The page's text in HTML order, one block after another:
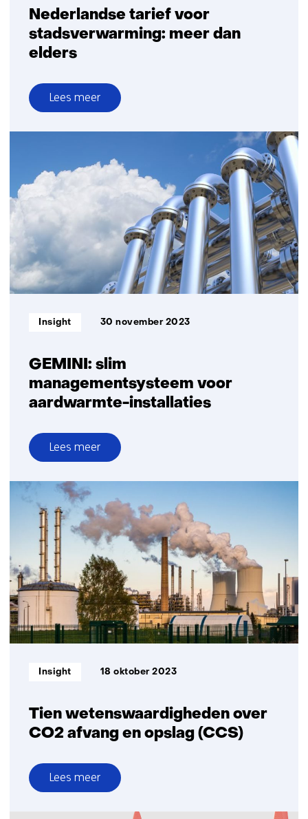
Nederlandse tarief voor
stadsverwarming: meer dan
elders
Lees meer
over
Nederlandse
stadsverwarming:
meer
dan
elders
GEMINI: slim
managementsysteem voor
aardwarmte-installaties
Informatietype:
Insight 30 november 2023
Lees meer
over
GEMINI:
slim
managementsysteem
voor
aardwarmte-
installaties
Tien wetenswaardigheden over
CO2 afvang en opslag (CCS)
Informatietype:
Insight 18 oktober 2023
Lees meer
over